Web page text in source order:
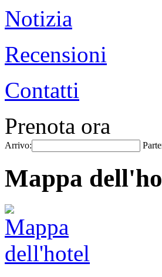
Notizia
Recensioni
Contatti
Prenota ora
Arrivo:
Mappa